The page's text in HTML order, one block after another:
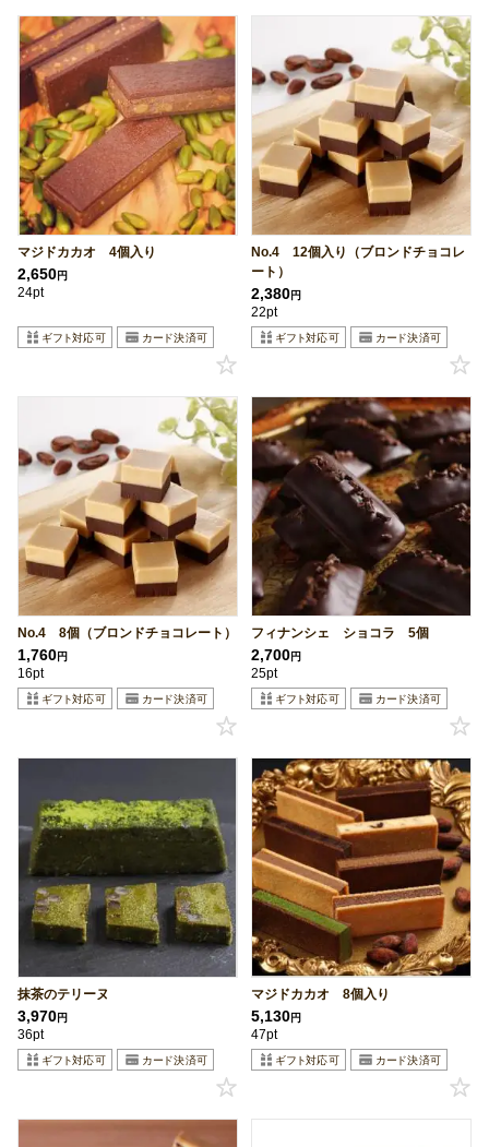
マジドカカオ 4個入り
2,650円
24pt
No.4 12個入り（ブロンドチョコレ
ート）
2,380円
22pt
No.4 8個（ブロンドチョコレート）
1,760円
16pt
フィナンシェ ショコラ 5個
2,700円
25pt
抹茶のテリーヌ
3,970円
36pt
マジドカカオ 8個入り
5,130円
47pt